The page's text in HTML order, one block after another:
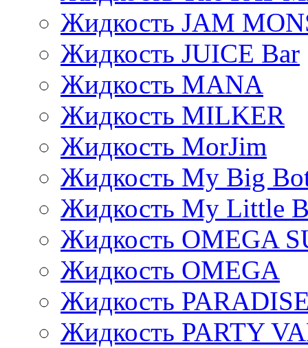
Жидкость JAM
Жидкость JUICE Bar
Жидкость MANA
Жидкость MILKER
Жидкость MorJim
Жидкость My Big
Жидкость My Little
Жидкость OMEGA
Жидкость OMEGA
Жидкость
Жидкость PARTY